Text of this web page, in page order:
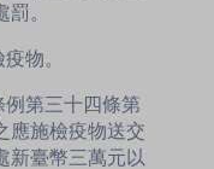
。
物。
第三十四條第
應施檢疫物送交
新臺幣三萬元以